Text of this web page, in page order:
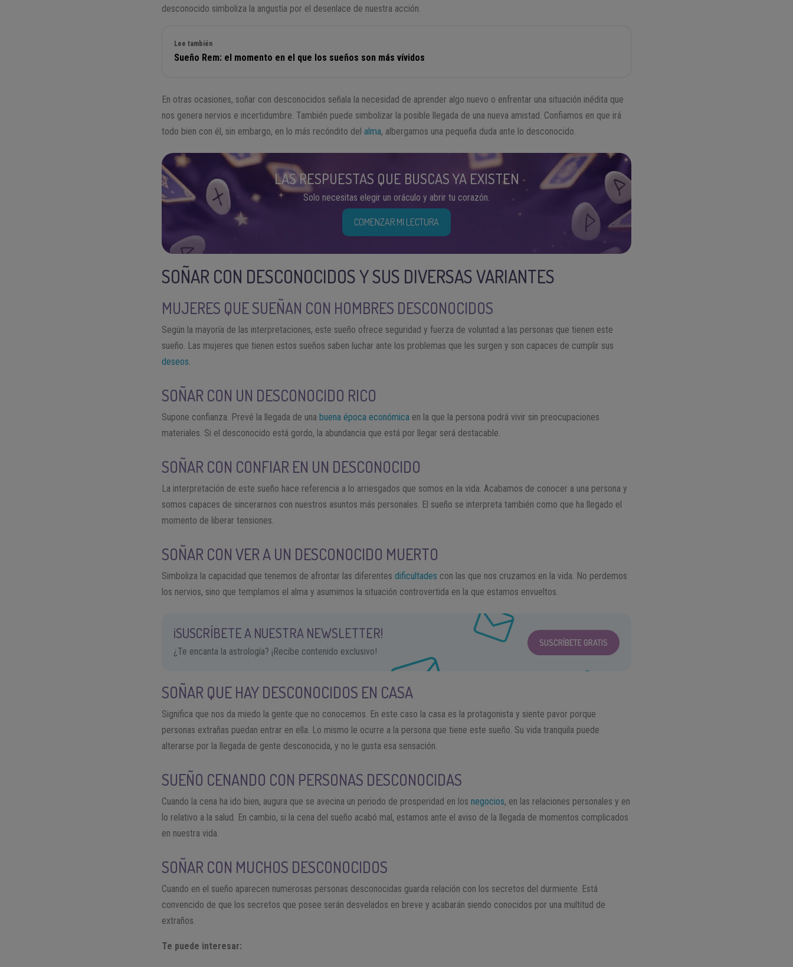
desconocido simboliza la angustia por el desenlace de nuestra acción.
Lee también
Sueño Rem: el momento en el que los sueños son más vívidos
En otras ocasiones, soñar con desconocidos señala la necesidad de aprender algo nuevo o enfrentar una situación inédita que
nos genera nervios e incertidumbre. También puede simbolizar la posible llegada de una nueva amistad. Confiamos en que irá
todo bien con él, sin embargo, en lo más recóndito delalma, albergamos una pequeña duda ante lo desconocido.
LAS RESPUESTAS QUE BUSCAS YA EXISTEN
Solo necesitas elegir un oráculo y abrir tu corazón.
COMENZAR MI LECTURA
SOÑAR CON DESCONOCIDOS Y SUS DIVERSAS VARIANTES
MUJERES QUE SUEÑAN CON HOMBRES DESCONOCIDOS
Según la mayoría de las interpretaciones, este sueño ofrece seguridad y fuerza de voluntad a las personas que tienen este
sueño. Las mujeres que tienen estos sueños saben luchar ante los problemas que les surgen y son capaces de cumplir sus
deseos.
SOÑAR CON UN DESCONOCIDO RICO
Supone confianza. Prevé la llegada de una buena época económica en la que la persona podrá vivir sin preocupaciones
materiales. Si el desconocido está gordo, la abundancia que está por llegar será destacable.
SOÑAR CON CONFIAR EN UN DESCONOCIDO
La interpretación de este sueño hace referencia a lo arriesgados que somos en la vida. Acabamos de conocer a una persona y
somos capaces de sincerarnos con nuestros asuntos más personales. El sueño se interpreta también como que ha llegado el
momento de liberar tensiones.
SOÑAR CON VER A UN DESCONOCIDO MUERTO
Simboliza la capacidad que tenemos de afrontar las diferentesdificultades con las que nos cruzamos en la vida. No perdemos
los nervios, sino que templamos el alma y asumimos la situación controvertida en la que estamos envueltos.
¡SUSCRÍBETE A NUESTRA NEWSLETTER!
¿Te encanta la astrología? ¡Recibe contenido exclusivo!
SUSCRÍBETE GRATIS
SOÑAR QUE HAY DESCONOCIDOS EN CASA
Significa que nos da miedo la gente que no conocemos. En este caso la casa es la protagonista y siente pavor porque
personas extrañas puedan entrar en ella. Lo mismo le ocurre a la persona que tiene este sueño. Su vida tranquila puede
alterarse por la llegada de gente desconocida, y no le gusta esa sensación.
SUEÑO CENANDO CON PERSONAS DESCONOCIDAS
Cuando la cena ha ido bien, augura que se avecina un periodo de prosperidad en losnegocios, en las relaciones personales y en
lo relativo a la salud. En cambio, si la cena del sueño acabó mal, estamos ante el aviso de la llegada de momentos complicados
en nuestra vida.
SOÑAR CON MUCHOS DESCONOCIDOS
Cuando en el sueño aparecen numerosas personas desconocidas guarda relación con los secretos del durmiente. Está
convencido de que los secretos que posee serán desvelados en breve y acabarán siendo conocidos por una multitud de
extraños.
Te puede interesar: